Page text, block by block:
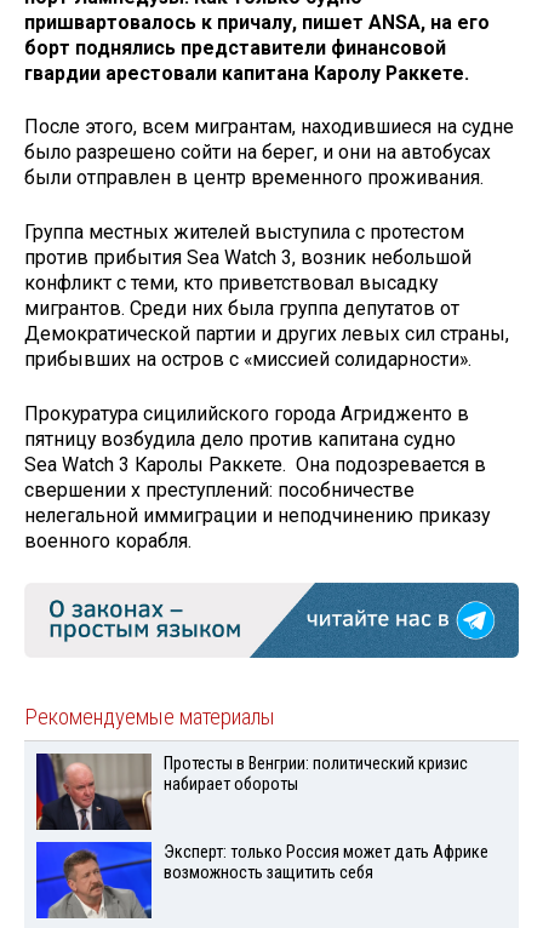
пришвартовалось к причалу, пишет ANSA, на его
борт поднялись представители финансовой
гвардии арестовали капитана Каролу Раккете.
После этого, всем мигрантам, находившиеся на судне
было разрешено сойти на берег, и они на автобусах
были отправлен в центр временного проживания.
Группа местных жителей выступила с протестом
против прибытия Sea Watch 3, возник небольшой
конфликт с теми, кто приветствовал высадку
мигрантов. Среди них была группа депутатов от
Демократической партии и других левых сил страны,
прибывших на остров с «миссией солидарности».
Прокуратура сицилийского города Агридженто в
пятницу возбудила дело против капитана судно
Sea Watch 3 Каролы Раккете. Она подозревается в
свершении х преступлений: пособничестве
нелегальной иммиграции и неподчинению приказу
военного корабля.
Рекомендуемые материалы
Протесты в Венгрии: политический кризис
набирает обороты
Эксперт: только Россия может дать Африке
возможность защитить себя